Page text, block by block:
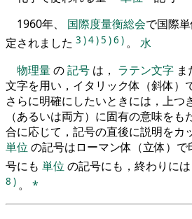
1960年、 国際度量衡総会で国際
定されました 3 )4)5 )6 ) 。 水
物理量の記号 は， ラテン文字 ま
文字を用い，イタリック体（斜体）
さらに明確にしたいときには，上つ
（あるいは両方）に固有の意味を
合に応じて，記号の直後に説明をカ
単位 の記号はローマン体（立体）
号にも 単位 の記号にも，終わりに
8 ) 。 *